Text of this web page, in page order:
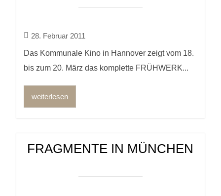
28. Februar 2011
Das Kommunale Kino in Hannover zeigt vom 18.
bis zum 20. März das komplette FRÜHWERK...
weiterlesen
FRAGMENTE IN MÜNCHEN